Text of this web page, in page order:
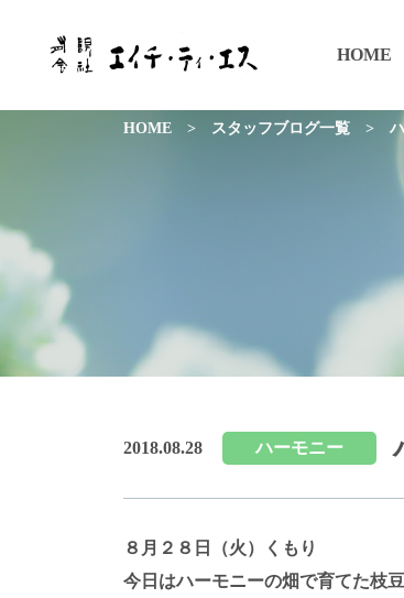
HOME
HOME > スタッフブログ一覧 >
2018.08.28 ハーモニー
８月２８日（火）くもり
今日はハーモニーの畑で育てた枝